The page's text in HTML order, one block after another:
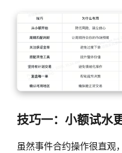
技巧一：小额试水
虽然事件合约操作很直观